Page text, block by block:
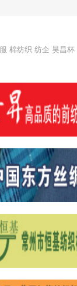
棉纺织 纺企 昊昌杯